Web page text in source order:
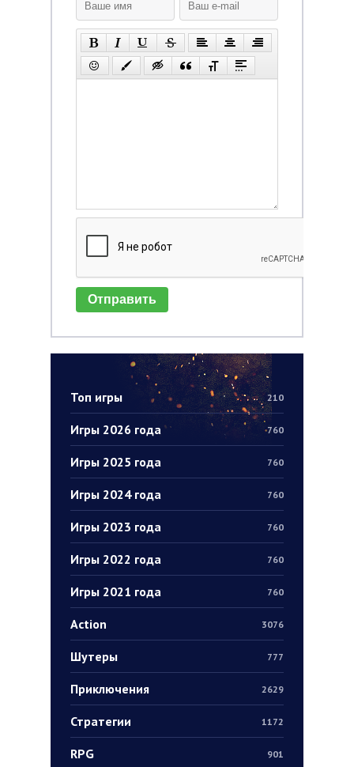
Топ игры 210
Игры 2026 года 760
Игры 2025 года 760
Игры 2024 года 760
Игры 2023 года 760
Игры 2022 года 760
Игры 2021 года 760
Action 3076
Шутеры 777
Приключения 2629
Стратегии 1172
RPG 901
Отправить